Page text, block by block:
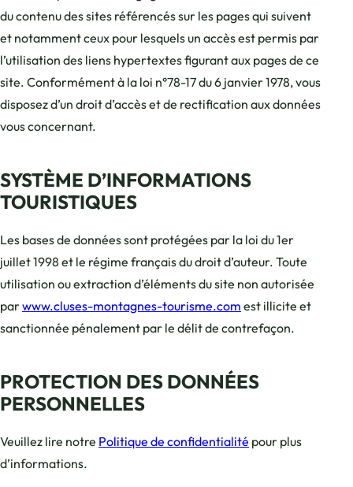
du contenu des sites référencés sur les pages qui suivent
et notamment ceux pour lesquels un accès est permis par
l’utilisation des liens hypertextes figurant aux pages de ce
site. Conformément à la loi n°78-17 du 6 janvier 1978, vous
disposez d’un droit d’accès et de rectification aux données
vous concernant.
SYSTÈME D’INFORMATIONS
TOURISTIQUES
Les bases de données sont protégées par la loi du 1er
juillet 1998 et le régime français du droit d’auteur. Toute
utilisation ou extraction d’éléments du site non autorisée
parwww.cluses-montagnes-tourisme.com est illicite et
sanctionnée pénalement par le délit de contrefaçon.
PROTECTION DES DONNÉES
PERSONNELLES
Veuillez lire notre Politique de confidentialité pour plus
d’informations.